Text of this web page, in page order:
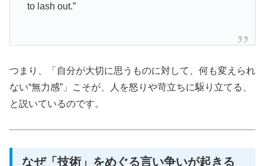
to lash out.”
つまり、「自分が大切に思うものに対して、何も変えられ
ない“無力感”」こそが、人を怒りや苛立ちに駆り立てる、
と説いているのです。
なぜ「技術」をめぐる言い争いが起きる